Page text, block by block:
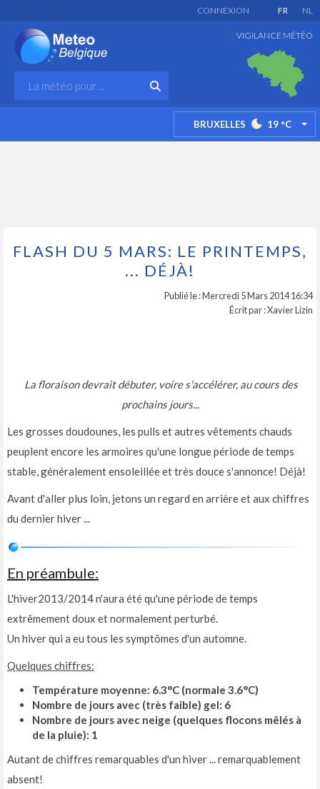
FR NL
CONNEXION
VIGILANCE MÉTÉO
BRUXELLES 19 °C
FLASH DU 5 MARS: LE PRINTEMPS,
... DÉJÀ!
Publié le : Mercredi 5 Mars 2014 16:34
Écrit par : Xavier Lizin
La floraison devrait débuter, voire s'accélérer, au cours des
prochains jours...
Les grosses doudounes, les pulls et autres vêtements chauds
peuplent encore les armoires qu'une longue période de temps
stable, généralement ensoleillée et très douce s'annonce! Déjà!
Avant d'aller plus loin, jetons un regard en arrière et aux chiffres
du dernier hiver ...
En préambule:
L'hiver2013/2014 n'aura été qu'une période de temps
extrêmement doux et normalement perturbé.
Un hiver qui a eu tous les symptômes d'un automne.
Quelques chiffres:
Température moyenne: 6.3°C (normale 3.6°C)
Nombre de jours avec (très faible) gel: 6
Nombre de jours avec neige (quelques flocons mêlés à
de la pluie): 1
Autant de chiffres remarquables d'un hiver ... remarquablement
absent!